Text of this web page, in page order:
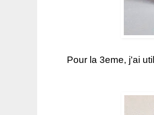
Pour la 3eme, j'ai